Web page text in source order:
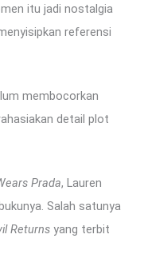
itu jadi nostalgia
referensi
membocorkan
detail plot
Prada, Lauren
Salah satunya
Returns yang terbit